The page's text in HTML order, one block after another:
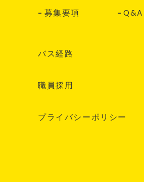
募集要項
Q&A
バス経路
職員採用
プライバシーポリシー